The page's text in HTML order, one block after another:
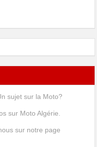
sujet sur la Moto?
sur Moto Algérie.
sur notre page